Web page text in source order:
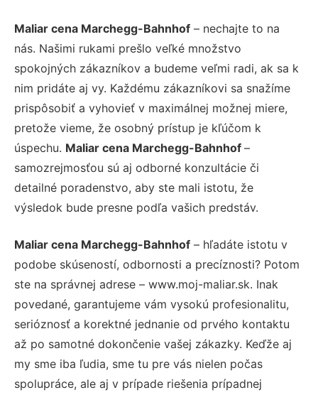
Maliar cena Marchegg-Bahnhof – nechajte to na
nás. Našimi rukami prešlo veľké množstvo
spokojných zákazníkov a budeme veľmi radi, ak sa k
nim pridáte aj vy. Každému zákazníkovi sa snažíme
prispôsobiť a vyhovieť v maximálnej možnej miere,
pretože vieme, že osobný prístup je kľúčom k
úspechu. Maliar cena Marchegg-Bahnhof –
samozrejmosťou sú aj odborné konzultácie či
detailné poradenstvo, aby ste mali istotu, že
výsledok bude presne podľa vašich predstáv.
Maliar cena Marchegg-Bahnhof – hľadáte istotu v
podobe skúseností, odbornosti a precíznosti? Potom
ste na správnej adrese – www.moj-maliar.sk. Inak
povedané, garantujeme vám vysokú profesionalitu,
serióznosť a korektné jednanie od prvého kontaktu
až po samotné dokončenie vašej zákazky. Keďže aj
my sme iba ľudia, sme tu pre vás nielen počas
spolupráce, ale aj v prípade riešenia prípadnej